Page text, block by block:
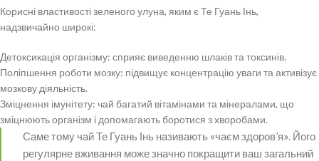
Корисні властивості зеленого улуна, яким є Те Гуань Інь,
надзвичайно широкі:
Детоксикація організму: сприяє виведенню шлаків та токсинів.
Поліпшення роботи мозку: підвищує концентрацію уваги та активізує
мозкову діяльність.
Зміцнення імунітету: чай багатий вітамінами та мінералами, що
зміцнюють організм і допомагають боротися з хворобами.
Саме тому чай Те Гуань Інь називають «чаєм здоров’я». Його
регулярне вживання може значно покращити ваш загальний